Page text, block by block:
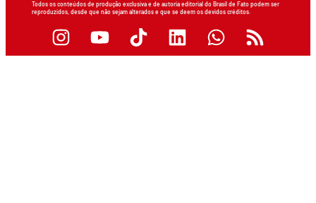
Todos os conteúdos de produção exclusiva e de autoria editorial do Brasil de Fato podem ser
reproduzidos, desde que não sejam alterados e que se deem os devidos créditos.